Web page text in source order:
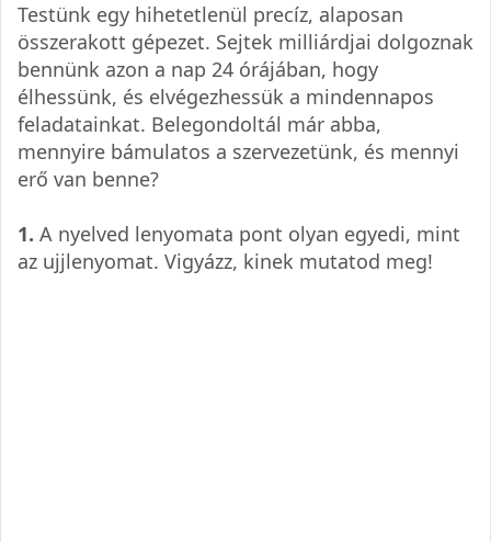
Testünk egy hihetetlenül precíz, alaposan
összerakott gépezet. Sejtek milliárdjai dolgoznak
bennünk azon a nap 24 órájában, hogy
élhessünk, és elvégezhessük a mindennapos
feladatainkat. Belegondoltál már abba,
mennyire bámulatos a szervezetünk, és mennyi
erő van benne?
1. A nyelved lenyomata pont olyan egyedi, mint
az ujjlenyomat. Vigyázz, kinek mutatod meg!